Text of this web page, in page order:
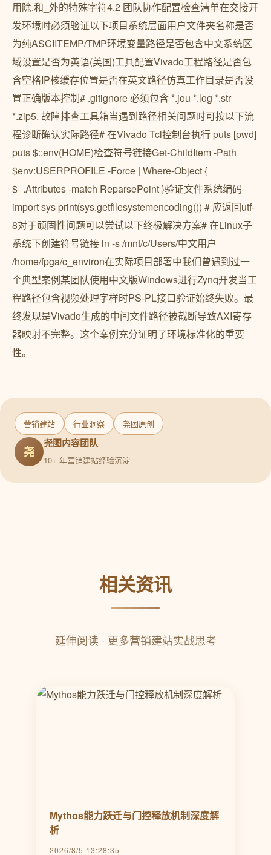
用除.和_外的特殊字符4.2 团队协作配置检查清单在交接开
发环境时必须验证以下项目系统层面用户文件夹名称是否
为纯ASCIITEMP/TMP环境变量路径是否包含中文系统区
域设置是否为英语(美国)工具配置Vivado工程路径是否包
含空格IP核缓存位置是否在英文路径仿真工作目录是否设
置正确版本控制# .gitignore 必须包含 *.jou *.log *.str
*.zip5. 故障排查工具箱当遇到路径相关问题时可按以下流
程诊断确认实际路径# 在Vivado Tcl控制台执行 puts [pwd]
puts $::env(HOME)检查符号链接Get-ChildItem -Path
$env:USERPROFILE -Force | Where-Object {
$_.Attributes -match ReparsePoint }验证文件系统编码
import sys print(sys.getfilesystemencoding()) # 应返回utf-
8对于顽固性问题可以尝试以下终极解决方案# 在Linux子
系统下创建符号链接 ln -s /mnt/c/Users/中文用户
/home/fpga/c_environ在实际项目部署中我们曾遇到过一
个典型案例某团队使用中文版Windows进行Zynq开发当工
程路径包含视频处理字样时PS-PL接口验证始终失败。最
终发现是Vivado生成的中间文件路径被截断导致AXI寄存
器映射不完整。这个案例充分证明了环境标准化的重要
性。
营销建站 行业洞察 尧图原创
尧
尧图内容团队
10+ 年营销建站经验沉淀
相关资讯
延伸阅读 · 更多营销建站实战思考
Mythos能力跃迁与门控释放机制深度解
析
2026/8/5 13:28:35